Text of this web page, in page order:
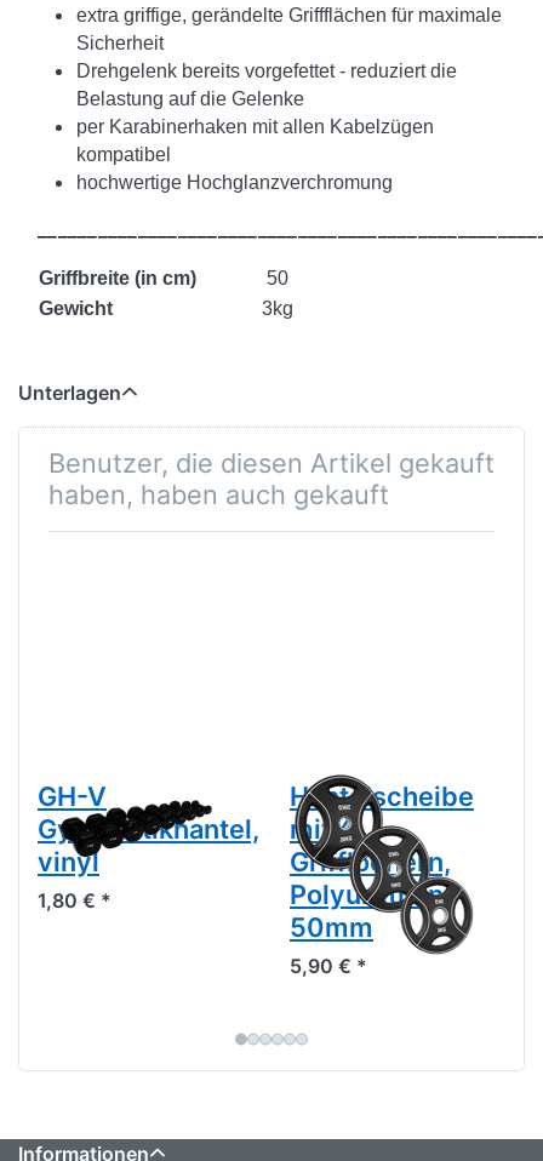
extra griffige, gerändelte Griffflächen für maximale
Sicherheit
Drehgelenk bereits vorgefettet - reduziert die
Belastung auf die Gelenke
per Karabinerhaken mit allen Kabelzügen
kompatibel
hochwertige Hochglanzverchromung
Griffbreite (in cm)
50
Gewicht
3kg
Unterlagen
Benutzer, die diesen Artikel gekauft
haben, haben auch gekauft
GH-V
Gymnastikhantel,
vinyl
1,80 € *
Hantelscheibe
mit 4
Grifflöchern,
Polyurethan,
50mm
5,90 € *
Informationen